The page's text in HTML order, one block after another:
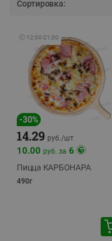
Сортировка:
🕘 12:00-21:00
-30%
14.29 руб./шт
10.00 руб. за 6
Пицца КАРБОНАРА
490г